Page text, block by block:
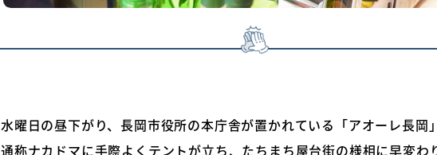
水曜日の昼下がり、長岡市役所の本庁舎が置かれている「アオーレ長岡
通称ナカドマに手際よくテントが立ち、たちまち屋台街の様相に早変